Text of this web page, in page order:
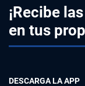
¡Recibe
en tus
DESCARGA LA APP